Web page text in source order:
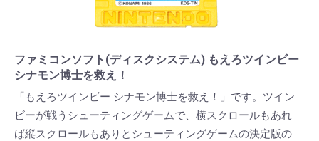
ファミコンソフト(ディスクシステム) もえろツインビー
シナモン博士を救え！
「もえろツインビー シナモン博士を救え！」です。ツイン
ビーが戦うシューティングゲームで、横スクロールもあれ
ば縦スクロールもありとシューティングゲームの決定版の